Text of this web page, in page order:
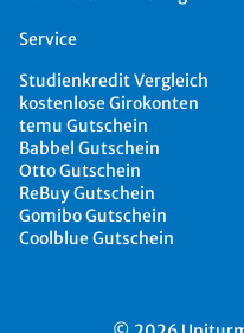
Service
Studienkredit Vergleich
kostenlose Girokonten
temu Gutschein
Babbel Gutschein
Otto Gutschein
ReBuy Gutschein
Gomibo Gutschein
Coolblue Gutschein